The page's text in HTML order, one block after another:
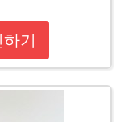
기